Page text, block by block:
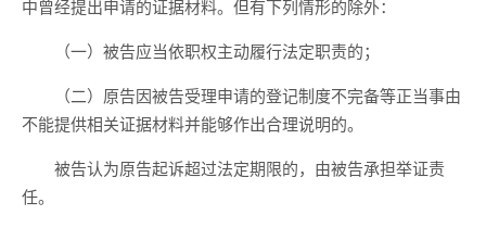
中曾经提出申请的证据材料。但有下列情形的除外：
（一）被告应当依职权主动履行法定职责的；
（二）原告因被告受理申请的登记制度不完备等正当事由
不能提供相关证据材料并能够作出合理说明的。
被告认为原告起诉超过法定期限的，由被告承担举证责
任。